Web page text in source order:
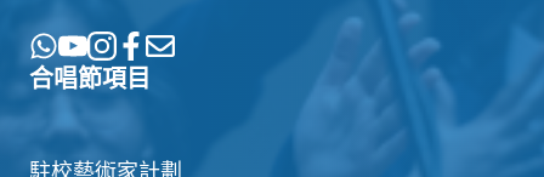
合唱節項目
駐校藝術家計劃